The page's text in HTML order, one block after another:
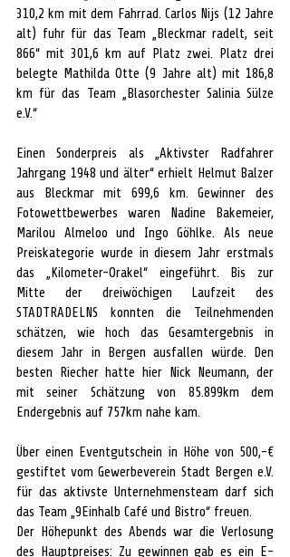
310,2 km mit dem Fahrrad. Carlos Nijs (12 Jahre
alt) fuhr für das Team „Bleckmar radelt, seit
866“ mit 301,6 km auf Platz zwei. Platz drei
belegte Mathilda Otte (9 Jahre alt) mit 186,8
km für das Team „Blasorchester Salinia Sülze
e.V.“
Einen Sonderpreis als „Aktivster Radfahrer
Jahrgang 1948 und älter“ erhielt Helmut Balzer
aus Bleckmar mit 699,6 km. Gewinner des
Fotowettbewerbes waren Nadine Bakemeier,
Marilou Almeloo und Ingo Göhlke. Als neue
Preiskategorie wurde in diesem Jahr erstmals
das „Kilometer-Orakel“ eingeführt. Bis zur
Mitte der dreiwöchigen Laufzeit des
STADTRADELNS konnten die Teilnehmenden
schätzen, wie hoch das Gesamtergebnis in
diesem Jahr in Bergen ausfallen würde. Den
besten Riecher hatte hier Nick Neumann, der
mit seiner Schätzung von 85.899km dem
Endergebnis auf 757km nahe kam.
Über einen Eventgutschein in Höhe von 500,-€
gestiftet vom Gewerbeverein Stadt Bergen e.V.
für das aktivste Unternehmensteam darf sich
das Team „9Einhalb Café und Bistro“ freuen.
Der Höhepunkt des Abends war die Verlosung
des Hauptpreises: Zu gewinnen gab es ein E-